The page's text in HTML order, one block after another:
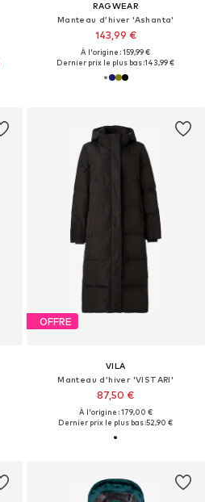
RAGWEAR
Manteau d’hiver 'Ashanta'
143,99 €
À l'origine : 159,99 €
Dernier prix le plus bas :143,99 €
OFFRE
VILA
Manteau d’hiver 'VISTARI'
87,50 €
À l'origine : 179,00 €
Dernier prix le plus bas :52,90 €